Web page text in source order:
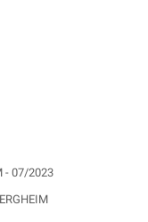
- 07/2023